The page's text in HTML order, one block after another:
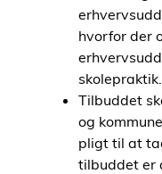
hvorfor der
skolepraktik.
Tilbuddet
og
pligt til at
tilbuddet er